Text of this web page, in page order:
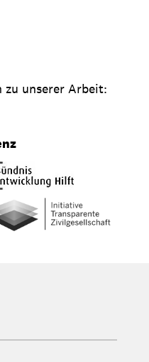
zu unserer Arbeit: